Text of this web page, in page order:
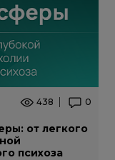
438 0
от легкого
психоза